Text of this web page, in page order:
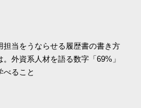
担当をうならせる履歴書の書き方
。外資系人材を語る数字「69%」
べること